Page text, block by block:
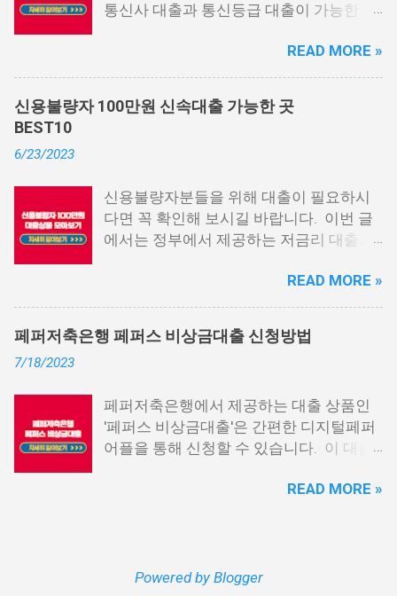
통신사 대출과 통신등급 대출이 가능한 곳
신사 대출이란? 급히 자금이 필요한 상황
이 발생하면, 때로는 소액 대출을 고려해야
할 수도 있습니다. 하지만 이직 준비로 인
해 무직 상태이거나 소득 증빙이 어려운 상
대출 상품은 휴대폰만 있으면 간편하게 신
청할 수 있으며, 통신 등급에 따라 대출이
가능합니다. 마치 신용등급처럼 등급별로
부 내역과 장기간에 걸쳐 통신사를 이용한
우량한 고객이면, 추가 혜택도 받을 수 있
습니다. 급히 자금이 필요한 경우, 소액 대
해야 할 수도 있습니다. 그러나 통신사 대
출을 고민해보셨다면, 무직자에게는 매우
기쁜 소식일 것입니다. 통신사 대출은 휴대
통신 사용량을 토대로 신용 등급을 부여하
다. 통신사 대출 및 통신 등급 대출이 가능
READ MORE »
신용불량자 100만원 신속대출 가능한 곳
BEST10
6/23/2023
신용불량자분들을 위해 대출이 필요하시
다면 꼭 확인해 보시길 바랍니다. 이번 글
에서는 정부에서 제공하는 저금리 대출과
상위 10개 상품을 추천해 드립니다. 📌 목
차 1. 소액생계비대출: 연체자 100만원 대
출 2. 신용회복위원회 성실상환자대출 3.
신용회복위원회 비대면 간편대출 4. 햇살
7. 국민행복기금 소액대출 8. 웰컴저축은
행 웰컴희망대출 9. 미래크레디트대부 10.
신용불량자 자동차담보대출 11. 결론 1. 소
생계비대출은 2023년 3월부터 시작된 정
니다. 단, 한정된 예산으로 가장 취약한 계
READ MORE »
페퍼저축은행 페퍼스 비상금대출 신청방법
7/18/2023
페퍼저축은행에서 제공하는 대출 상품인
'페퍼스 비상금대출'은 간편한 디지털페퍼
어플을 통해 신청할 수 있습니다. 이 대출
출 한도를 제공하며, 프리랜서 분들과 같이
출 상품은 최대 500만원까지 대출 가능하
READ MORE »
Powered by Blogger